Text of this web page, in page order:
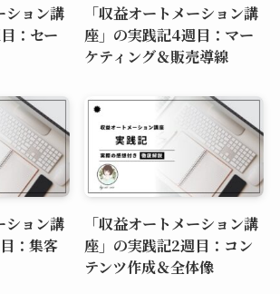
ション講
：セー
「収益オートメーション講
座」の実践記4週目：マー
ケティング＆販売導線
ション講
：集客
「収益オートメーション講
座」の実践記2週目：コン
テンツ作成＆全体像